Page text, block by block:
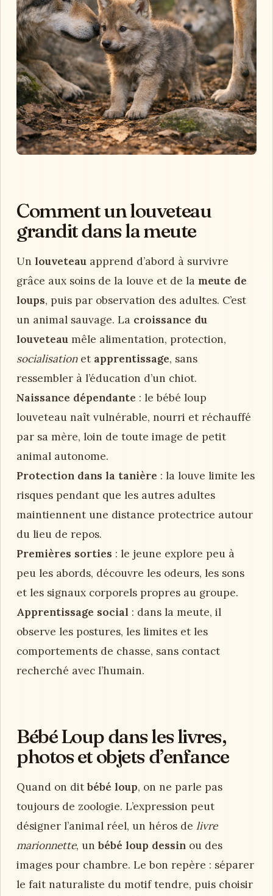
Comment un louveteau
grandit dans la meute
Un louveteau apprend d’abord à survivre
grâce aux soins de la louve et de la meute de
loups, puis par observation des adultes. C’est
un animal sauvage. La croissance du
louveteau mêle alimentation, protection,
socialisationet apprentissage, sans
ressembler à l’éducation d’un chiot.
Naissance dépendante : le bébé loup
louveteau naît vulnérable, nourri et réchauffé
par sa mère, loin de toute image de petit
animal autonome.
Protection dans la tanière : la louve limite les
risques pendant que les autres adultes
maintiennent une distance protectrice autour
du lieu de repos.
Premières sorties : le jeune explore peu à
peu les abords, découvre les odeurs, les sons
et les signaux corporels propres au groupe.
Apprentissage social : dans la meute, il
observe les postures, les limites et les
comportements de chasse, sans contact
recherché avec l’humain.
Bébé Loup dans les livres,
photos et objets d’enfance
Quand on ditbébé loup, on ne parle pas
toujours de zoologie. L’expression peut
désigner l’animal réel, un héros de livre
marionnette, unbébé loup dessin ou des
images pour chambre. Le bon repère : séparer
le fait naturaliste du motif tendre, puis choisir